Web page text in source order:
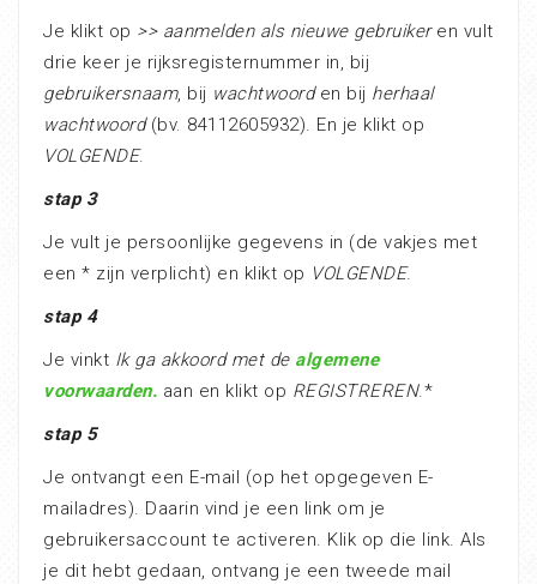
Je klikt op >> aanmelden als nieuwe gebruiker en vult
drie keer je rijksregisternummer in, bij
gebruikersnaam, bij wachtwoorden bij herhaal
wachtwoord(bv. 84112605932). En je klikt op
VOLGENDE.
stap 3
Je vult je persoonlijke gegevens in (de vakjes met
een * zijn verplicht) en klikt op VOLGENDE.
stap 4
Je vinkt Ik ga akkoord met de algemene
voorwaarden. aan en klikt op REGISTREREN.*
stap 5
Je ontvangt een E-mail (op het opgegeven E-
mailadres). Daarin vind je een link om je
gebruikersaccount te activeren. Klik op die link. Als
je dit hebt gedaan, ontvang je een tweede mail